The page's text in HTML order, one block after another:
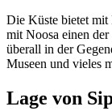
Die Küste bietet mit
mit Noosa einen
überall in der
Museen und vieles
Lage von